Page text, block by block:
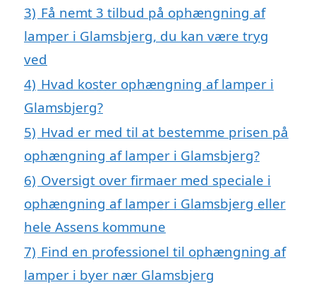
3) Få nemt 3 tilbud på ophængning af
lamper i Glamsbjerg, du kan være tryg
ved
4) Hvad koster ophængning af lamper i
Glamsbjerg?
5) Hvad er med til at bestemme prisen på
ophængning af lamper i Glamsbjerg?
6) Oversigt over firmaer med speciale i
ophængning af lamper i Glamsbjerg eller
hele Assens kommune
7) Find en professionel til ophængning af
lamper i byer nær Glamsbjerg